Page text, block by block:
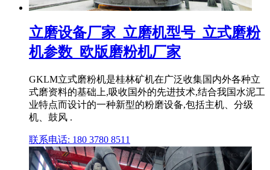
立磨设备厂家_立磨机型号_立式磨粉
机参数_欧版磨粉机厂家
GKLM立式磨粉机是桂林矿机在广泛收集国内外各种立
式磨资料的基础上,吸收国外的先进技术,结合我国水泥工
业特点而设计的一种新型的粉磨设备,包括主机、分级
机、鼓风 .
联系电话: 180 3780 8511